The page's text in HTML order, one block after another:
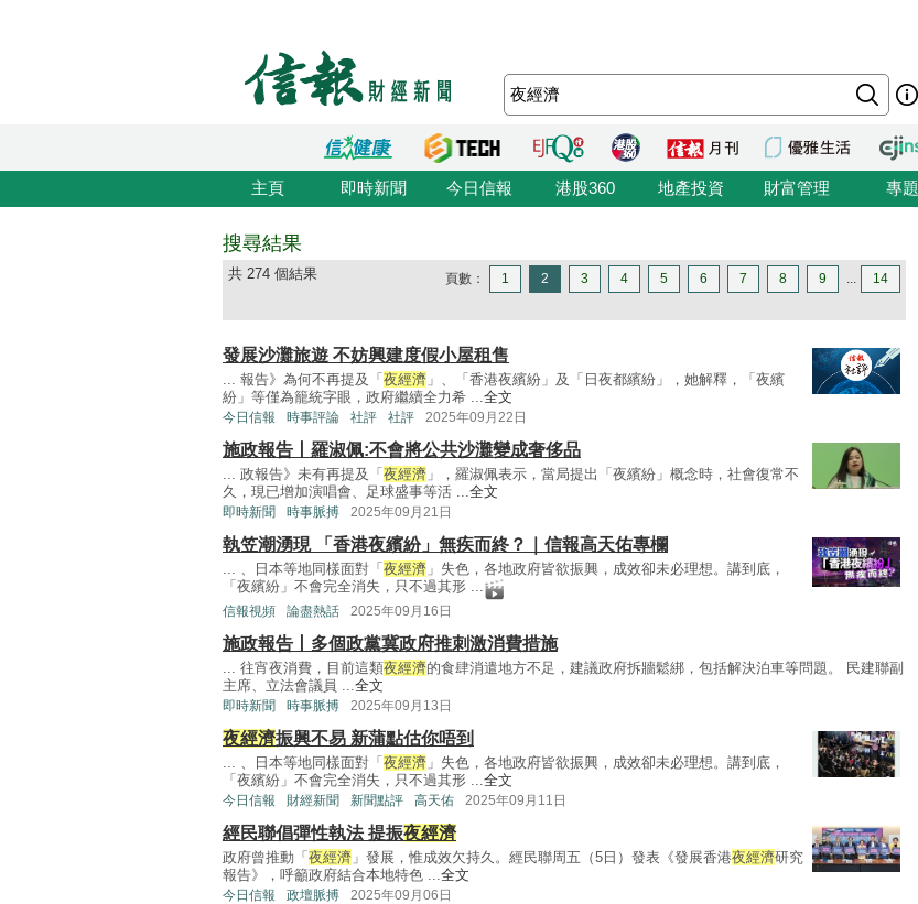
主頁 即時新聞 今日信報 港股360 地產投資 財富管理 專題
搜尋結果
共 274 個結果 頁數： 1 2 3 4 5 6 7 8 9 ... 14
發展沙灘旅遊 不妨興建度假小屋租售
... 報告》為何不再提及「 夜經濟 」、「香港夜繽紛」及「日夜都繽紛」，她解釋，「夜繽
紛」等僅為籠統字眼，政府繼續全力希 ...全文
今日信報 時事評論 社評 社評 2025年09月22日
施政報告丨羅淑佩:不會將公共沙灘變成奢侈品
... 政報告》未有再提及「 夜經濟 」，羅淑佩表示，當局提出「夜繽紛」概念時，社會復常不
久，現已增加演唱會、足球盛事等活 ...全文
即時新聞 時事脈搏 2025年09月21日
執笠潮湧現 「香港夜繽紛」無疾而終？｜信報高天佑專欄
... 、日本等地同樣面對「 夜經濟 」失色，各地政府皆欲振興，成效卻未必理想。講到底，
「夜繽紛」不會完全消失，只不過其形 ...
信報視頻 論盡熱話 2025年09月16日
施政報告丨多個政黨冀政府推刺激消費措施
... 往宵夜消費，目前這類夜經濟的食肆消遣地方不足，建議政府拆牆鬆綁，包括解決泊車等問題。 民建聯副
主席、立法會議員 ...全文
即時新聞 時事脈搏 2025年09月13日
夜經濟振興不易 新蒲點估你唔到
... 、日本等地同樣面對「 夜經濟 」失色，各地政府皆欲振興，成效卻未必理想。講到底，
「夜繽紛」不會完全消失，只不過其形 ...全文
今日信報 財經新聞 新聞點評 高天佑 2025年09月11日
經民聯倡彈性執法 提振夜經濟
政府曾推動「 夜經濟 」發展，惟成效欠持久。經民聯周五（5日）發表《發展香港夜經濟研究
報告》，呼籲政府結合本地特色 ...全文
今日信報 政壇脈搏 2025年09月06日